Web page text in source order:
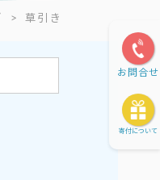
お問合せ
寄付について
> 草引き